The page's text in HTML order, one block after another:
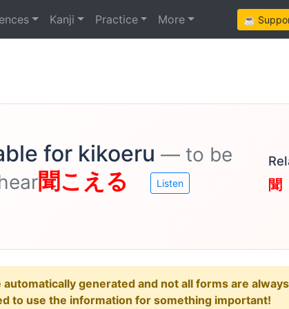
Kanji Practice More ☕
for kikoeru — to be
聞こえる Listen 聞
generated and not all forms are
to use the information for something important!